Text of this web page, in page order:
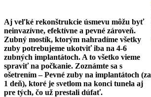
Aj veľké rekonštrukcie úsmevu môžu byť
neinvazívne, efektívne a pevné zároveň.
Zubný mostík, ktorým nahradíme všetky
zuby potrebujeme ukotviť iba na 4-6
zubných implantátoch. A to všetko vieme
spraviť na počkanie. Zoznámte sa s
ošetrením – Pevné zuby na implantátoch (za
1 deň), ktoré je svetlom na konci tunela aj
pre tých, čo už prestali dúfať.